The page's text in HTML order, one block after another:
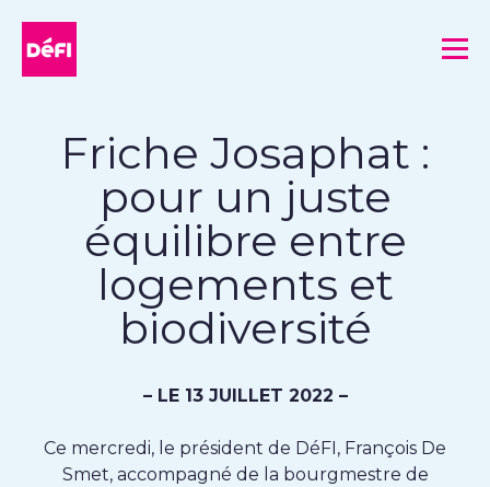
Friche Josaphat :
pour un juste
équilibre entre
logements et
biodiversité
– LE 13 JUILLET 2022 –
Ce mercredi, le président de DéFI, François De
Smet, accompagné de la bourgmestre de